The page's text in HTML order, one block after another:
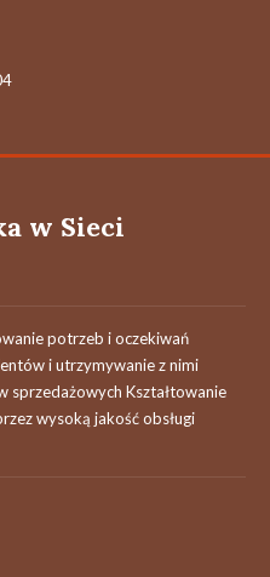
w Sieci
potrzeb i oczekiwań
i utrzymywanie z nimi
sprzedażowych Kształtowanie
wysoką jakość obsługi